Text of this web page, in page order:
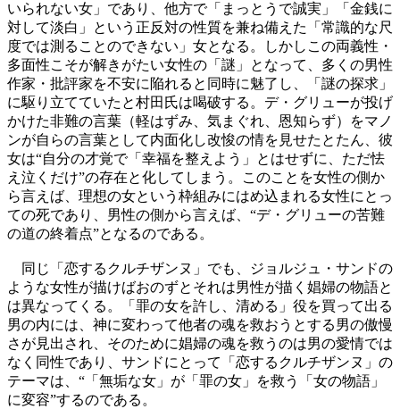
いられない女」であり、他方で「まっとうで誠実」「金銭に
対して淡白」という正反対の性質を兼ね備えた「常識的な尺
度では測ることのできない」女となる。しかしこの両義性・
多面性こそが解きがたい女性の「謎」となって、多くの男性
作家・批評家を不安に陥れると同時に魅了し、「謎の探求」
に駆り立てていたと村田氏は喝破する。デ・グリューが投げ
かけた非難の言葉（軽はずみ、気まぐれ、恩知らず）をマノ
ンが自らの言葉として内面化し改悛の情を見せたとたん、彼
女は“自分の才覚で「幸福を整えよう」とはせずに、ただ怯
え泣くだけ”の存在と化してしまう。このことを女性の側か
ら言えば、理想の女という枠組みにはめ込まれる女性にとっ
ての死であり、男性の側から言えば、“デ・グリューの苦難
の道の終着点”となるのである。
同じ「恋するクルチザンヌ」でも、ジョルジュ・サンドの
ような女性が描けばおのずとそれは男性が描く娼婦の物語と
は異なってくる。「罪の女を許し、清める」役を買って出る
男の内には、神に変わって他者の魂を救おうとする男の傲慢
さが見出され、そのために娼婦の魂を救うのは男の愛情では
なく同性であり、サンドにとって「恋するクルチザンヌ」の
テーマは、“「無垢な女」が「罪の女」を救う「女の物語」
に変容”するのである。